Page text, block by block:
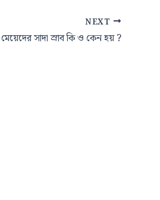
NEXT
মেয়েদের সাদা স্রাব কি ও কেন হয় ?